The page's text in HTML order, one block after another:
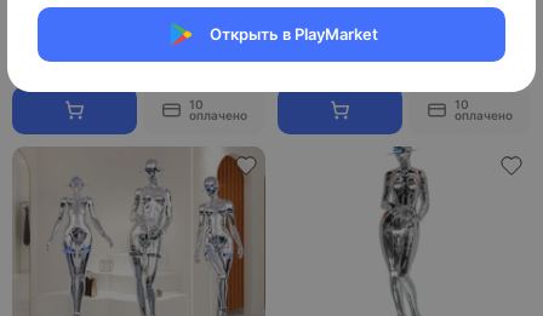
Открыть в PlayMarket
6 500 ¥ 91 000 ₽
10
оплачено
6 100 ¥ 85 400 ₽
10
оплачено